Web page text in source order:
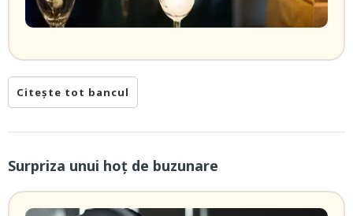
Citește tot bancul
Surpriza unui hoţ de buzunare